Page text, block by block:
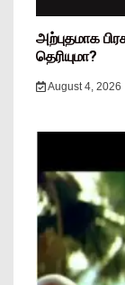
அற்புதமாக
தெரியுமா?
August 4, 2026